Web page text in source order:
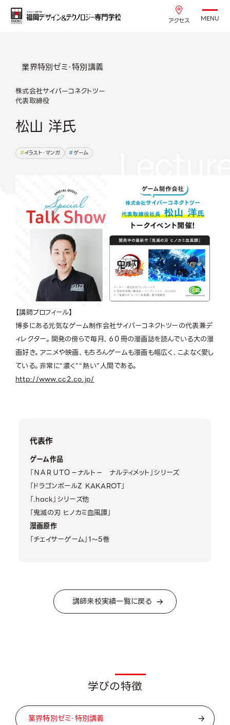
アクセス MENU
業界特別ゼミ・特別講義
株式会社サイバーコネクトツー
代表取締役
松山 洋氏
イラスト・マンガ ゲーム
【講師プロフィール】
博多にある元気なゲーム制作会社サイバーコネクトツーの代表兼デ
ィレクター。開発の傍らで毎月、６０冊の漫画誌を読んでいる大の漫
画好き。アニメや映画、もちろんゲームも漫画も幅広く、こよなく愛し
ている。非常に“濃く”“熱い”人間である。
http://www.cc2.co.jp/
代表作
ゲーム作品
「ＮＡＲＵＴＯ−ナルト− ナルティメット」シリーズ
「ドラゴンボールZ KAKAROT」
「.hack」シリーズ他
「鬼滅の刃 ヒノカミ血風譚」
漫画原作
「チェイサーゲーム」1〜5巻
講師来校実績一覧に戻る
学びの特徴
業界特別ゼミ・特別講義